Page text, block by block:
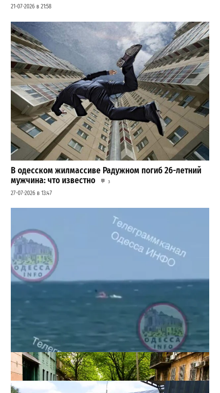
21-07-2026 в 21:58
В одесском жилмассиве Радужном погиб 26-летний
мужчина: что известно
3
27-07-2026 в 13:47
Под Одессой уносит в море ребенка на матрасе и
мужчину: идет спасательная операция
2
28-07-2026 в 17:51